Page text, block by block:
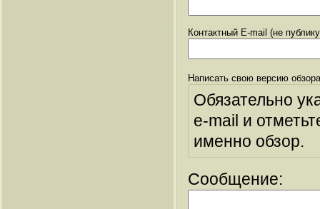
Контактный E-mail (не
Написать свою версию
Обязательно
e-mail и
именно обзор.
Сообщение: